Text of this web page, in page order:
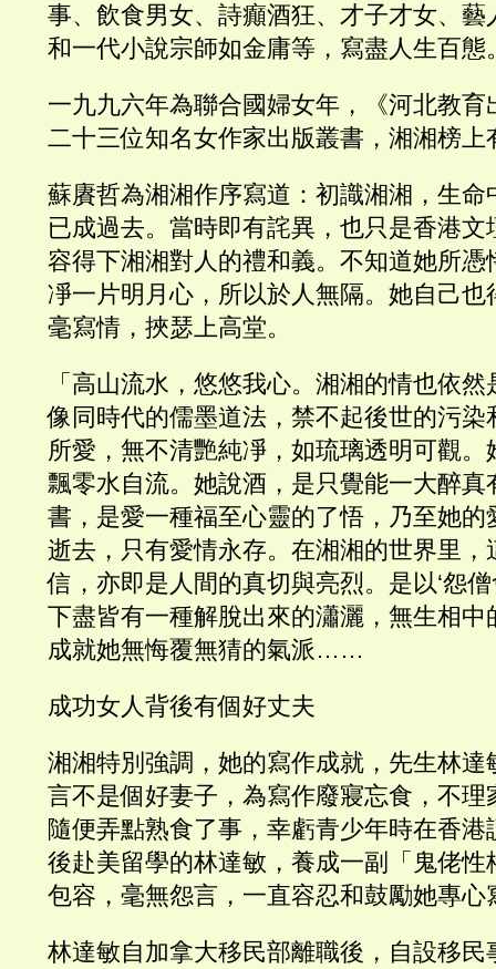
事、飲食男女、詩癲酒狂、才子才女、藝
和一代小說宗師如金庸等，寫盡人生百態
一九九六年為聯合國婦女年，《河北教育
二十三位知名女作家出版叢書，湘湘榜上
蘇賡哲為湘湘作序寫道：初識湘湘，生命
已成過去。當時即有詫異，也只是香港文
容得下湘湘對人的禮和義。不知道她所憑
凈一片明月心，所以於人無隔。她自己也
毫寫情，挾瑟上高堂。
「高山流水，悠悠我心。湘湘的情也依
像同時代的儒墨道法，禁不起後世的污染
所愛，無不清艷純凈，如琉璃透明可觀。
飄零水自流。她說酒，是只覺能一大醉真
書，是愛一種福至心靈的了悟，乃至她的
逝去，只有愛情永存。在湘湘的世界里，
信，亦即是人間的真切與亮烈。是以‘怨
下盡皆有一種解脫出來的瀟灑，無生相中
成就她無悔覆無猜的氣派……
成功女人背後有個好丈夫
湘湘特別強調，她的寫作成就，先生林達
言不是個好妻子，為寫作廢寢忘食，不理
隨便弄點熟食了事，幸虧青少年時在香港
後赴美留學的林達敏，養成一副「鬼佬性
包容，毫無怨言，一直容忍和鼓勵她專心
林達敏自加拿大移民部離職後，自設移民